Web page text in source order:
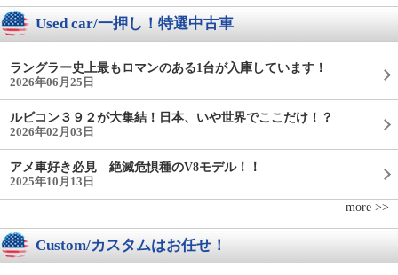
Used car/一押し！特選中古車
ラングラー史上最もロマンのある1台が入庫しています！
2026年06月25日
ルビコン３９２が大集結！日本、いや世界でここだけ！？
2026年02月03日
アメ車好き必見 絶滅危惧種のV8モデル！！
2025年10月13日
more >>
Custom/カスタムはお任せ！